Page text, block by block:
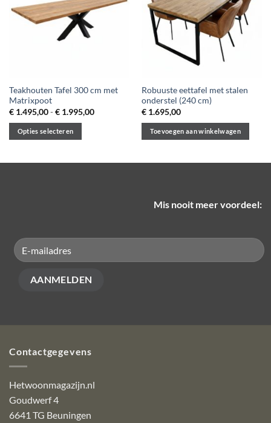
Teakhouten Tafel 300 cm met
Matrixpoot
€1.495,00 - €1.995,00Prijsklasse:
Opties selecteren
gekozen
worden
Robuuste eettafel met stalen
onderstel (240 cm)
€1.695,00
Toevoegen aan winkelwagen
Mis nooit meer voordeel:
Contactgegevens
Hetwoonmagazijn.nl
Goudwerf 4
6641 TG Beuningen